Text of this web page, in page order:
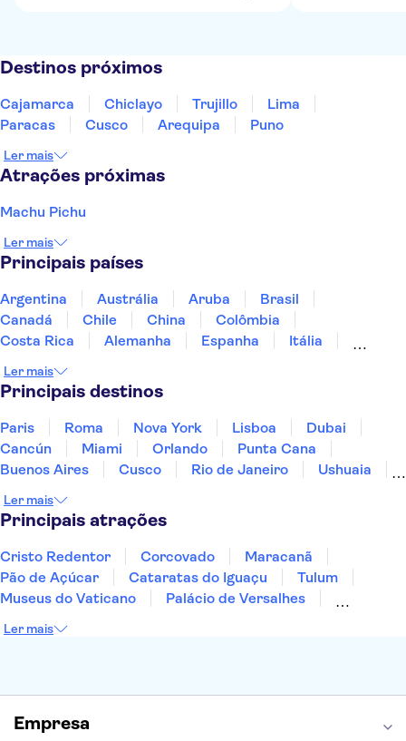
Destinos próximos
Cajamarca Chiclayo Trujillo
Lima
Paracas
Cusco Arequipa Puno
Ler mais
Atrações próximas
Machu Pichu
Ler mais
Principais países
Argentina Austrália Aruba
Brasil
Canadá
Chile China
Colômbia
Costa Rica
Alemanha Espanha
Itália
Panamá
Peru
Ler mais
Principais destinos
Paris Roma Nova York Lisboa
Dubai
Cancún
Miami Orlando
Punta Cana
Buenos Aires
Cusco Rio de Janeiro
Ushuaia
Fernando de Noronha
Ler mais
Principais atrações
Cristo Redentor Corcovado
Maracanã
Pão de Açúcar
Cataratas do Iguaçu
Tulum
Museus do Vaticano
Palácio de Versalhes
Museu do Louvre
Ler mais
Empresa